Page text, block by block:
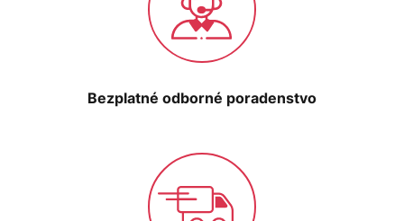
Bezplatné odborné poradenstvo